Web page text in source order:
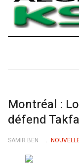
Montréal :
défend
SAMIR BEN